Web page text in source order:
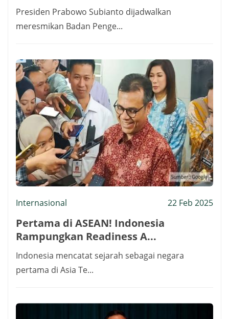
Presiden Prabowo Subianto dijadwalkan
meresmikan Badan Penge...
Internasional 22 Feb 2025
Pertama di ASEAN! Indonesia
Rampungkan Readiness A...
Indonesia mencatat sejarah sebagai negara
pertama di Asia Te...